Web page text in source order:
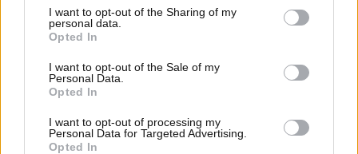
I want to opt-out of the Sharing of my
personal data.
Opted In
I want to opt-out of the Sale of my
Personal Data.
Opted In
I want to opt-out of processing my
Personal Data for Targeted Advertising.
Opted In
di carico, rendendo la 600 Hybrid adatta a famiglie e
viaggiatori.